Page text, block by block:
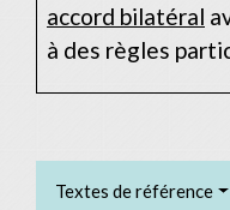
accord bilatéral
à des règles
Textes de référence